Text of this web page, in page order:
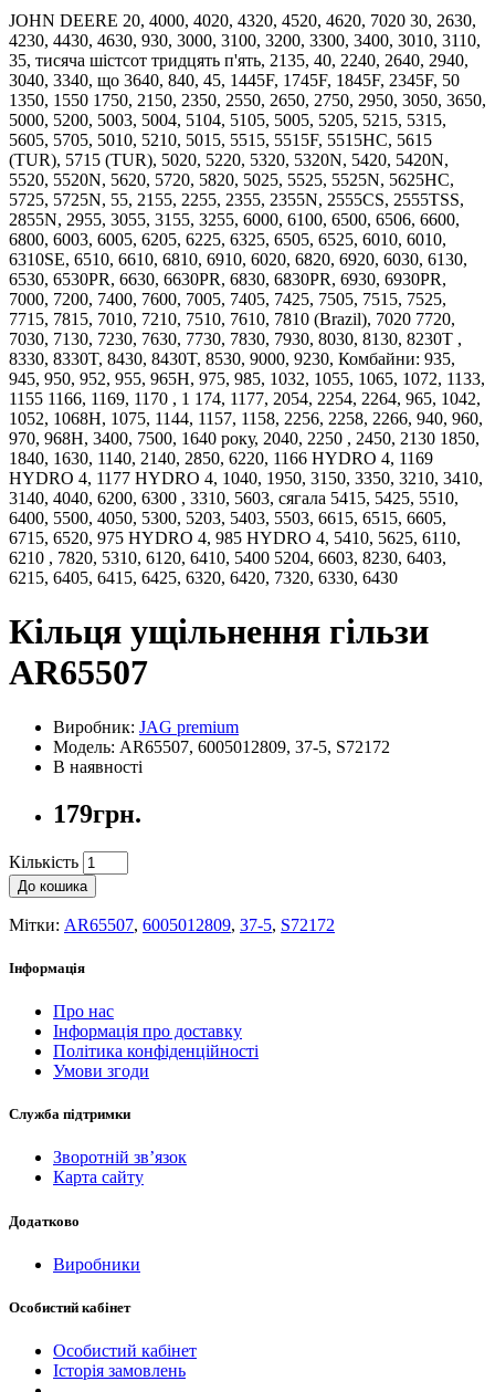
JOHN DEERE 20, 4000, 4020, 4320, 4520, 4620, 7020 30, 2630,
4230, 4430, 4630, 930, 3000, 3100, 3200, 3300, 3400, 3010, 3110,
35, тисяча шістсот тридцять п'ять, 2135, 40, 2240, 2640, 2940,
3040, 3340, що 3640, 840, 45, 1445F, 1745F, 1845F, 2345F, 50
1350, 1550 1750, 2150, 2350, 2550, 2650, 2750, 2950, ​​3050, 3650,
5000, 5200, 5003, 5004, 5104, 5105, 5005, 5205, 5215, 5315,
5605, 5705, 5010, 5210, 5015, 5515, 5515F, 5515HC, 5615
(TUR), 5715 (TUR), 5020, 5220, 5320, 5320N, 5420, 5420N,
5520, 5520N, 5620, 5720, 5820, 5025, 5525, 5525N, 5625HC,
5725, 5725N, 55, 2155, 2255, 2355, 2355N, 2555CS, 2555TSS,
2855N, 2955, 3055, 3155, 3255, 6000, 6100, 6500, 6506, 6600,
6800, 6003, 6005, 6205, 6225, 6325, 6505, 6525, 6010, 6010,
6310SE, 6510, 6610, 6810, 6910, 6020, 6820, 6920, 6030, 6130,
6530, 6530PR, 6630, 6630PR, 6830, 6830PR, 6930, 6930PR,
7000, 7200, 7400, 7600, 7005, 7405, 7425, 7505, 7515, 7525,
7715, 7815, 7010, 7210, 7510, 7610, 7810 (Brazil), 7020 7720,
7030, 7130, 7230, 7630, 7730, 7830, 7930, 8030, 8130, 8230T ,
8330, 8330T, 8430, 8430T, 8530, 9000, 9230, Комбайни: 935,
945, 950, 952, 955, 965H, 975, 985, 1032, 1055, 1065, 1072, 1133,
1155 1166, 1169, 1170 , 1 174, 1177, 2054, 2254, 2264, 965, 1042,
1052, 1068H, 1075, 1144, 1157, 1158, 2256, 2258, 2266, 940, 960,
970, 968H, 3400, 7500, 1640 року, 2040, 2250 , 2450, 2130 1850,
1840, 1630, 1140, 2140, 2850, 6220, 1166 HYDRO 4, 1169
HYDRO 4, 1177 HYDRO 4, 1040, 1950, 3150, 3350, 3210, 3410,
3140, 4040, 6200, 6300 , 3310, 5603, сягала 5415, 5425, 5510,
6400, 5500, 4050, 5300, 5203, 5403, 5503, 6615, 6515, 6605,
6715, 6520, 975 HYDRO 4, 985 HYDRO 4, 5410, 5625, 6110,
6210 , 7820, 5310, 6120, 6410, 5400 5204, 6603, 8230, 6403,
6215, 6405, 6415, 6425, 6320, 6420, 7320, 6330, 6430
Кільця ущільнення гільзи
AR65507
Виробник: JAG premium
Модель: AR65507, 6005012809, 37-5, S72172
В наявності
179грн.
Кількість
До кошика
Мітки: AR65507, 6005012809, 37-5, S72172
Інформація
Про нас
Інформація про доставку
Політика конфіденційності
Умови згоди
Служба підтримки
Зворотній зв’язок
Карта сайту
Додатково
Виробники
Особистий кабінет
Особистий кабінет
Історія замовлень